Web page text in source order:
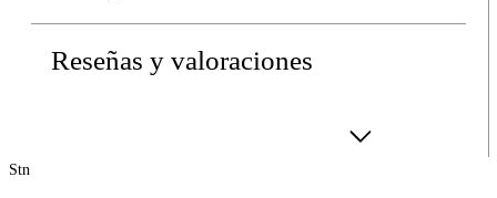
Reseñas y valoraciones
stn